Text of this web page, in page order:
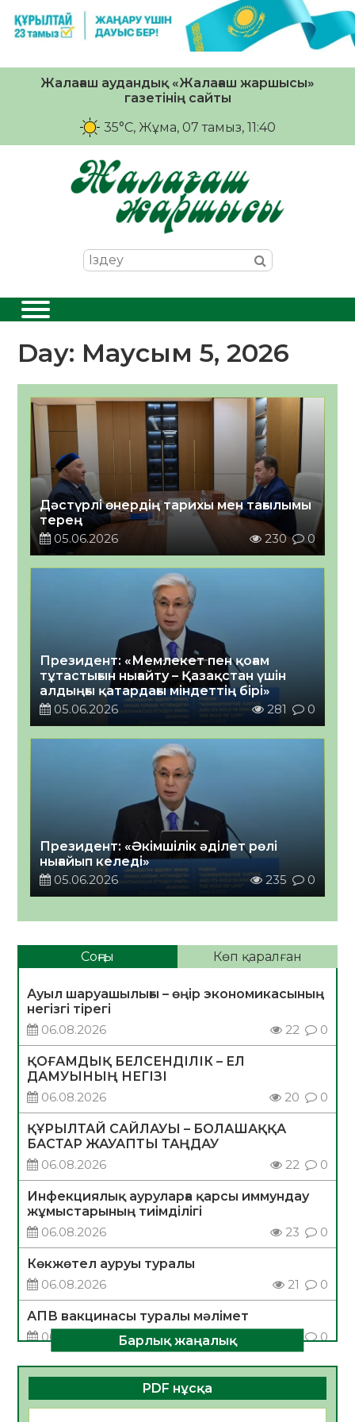
Жалағаш аудандық «Жалағаш жаршысы»
газетінің сайты
35°C, Жұма, 07 тамыз, 11:40
Day: Маусым 5, 2026
Дәстүрлі өнердің тарихы мен тағылымы
терең
05.06.2026
230 0
Президент: «Мемлекет пен қоғам
тұтастығын нығайту – Қазақстан үшін
алдыңғы қатардағы міндеттің бірі»
05.06.2026
281 0
Президент: «Әкімшілік әділет рөлі
нығайып келеді»
05.06.2026
235 0
Соңғы Көп қаралған
Ауыл шаруашылығы – өңір экономикасының
негізгі тірегі
06.08.2026
22 0
ҚОҒАМДЫҚ БЕЛСЕНДІЛІК – ЕЛ
ДАМУЫНЫҢ НЕГІЗІ
06.08.2026
20 0
ҚҰРЫЛТАЙ САЙЛАУЫ – БОЛАШАҚҚА
БАСТАР ЖАУАПТЫ ТАҢДАУ
06.08.2026
22 0
Инфекциялық ауруларға қарсы иммундау
жұмыстарының тиімділігі
06.08.2026
23 0
Көкжөтел ауруы туралы
06.08.2026
21 0
АПВ вакцинасы туралы мәлімет
06.08.2026
0
Open Air: Қызылорда облысы полиция
департаменті 20 мыңнан астам
көрерменнің қауіпсіздігін қамтамасыз етті
Барлық жаңалық
PDF нұсқа